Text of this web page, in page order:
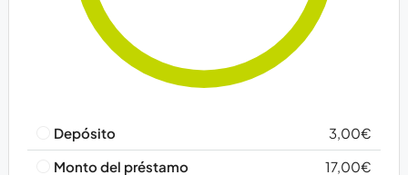
Depósito
3,00€
Monto del préstamo
17,00€